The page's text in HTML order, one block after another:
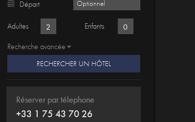
Départ
Adultes
Enfants
Recherche avancée
RECHERCHER UN HÔTEL
Réserver par télephone
+33 1 75 43 70 26